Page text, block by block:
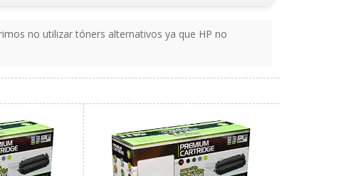
no utilizar tóners alternativos ya que HP no